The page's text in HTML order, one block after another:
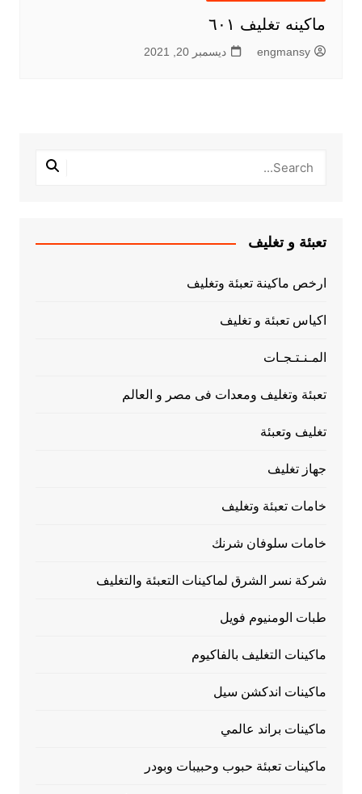
ماكينه تغليف ٦٠١
engmansy ديسمبر 20, 2021
تعبئة و تغليف
ارخص ماكينة تعبئة وتغليف
اكياس تعبئة و تغليف
المـنـتـجـات
تعبئة وتغليف ومعدات فى مصر و العالم
تغليف وتعبئة
جهاز تغليف
خامات تعبئة وتغليف
خامات سلوفان شرنك
شركة نسر الشرق لماكينات التعبئة والتغليف
طبات الومنيوم فويل
ماكينات التغليف بالفاكيوم
ماكينات اندكشن سيل
ماكينات براند عالمي
ماكينات تعبئة حبوب وحبيبات وبودر